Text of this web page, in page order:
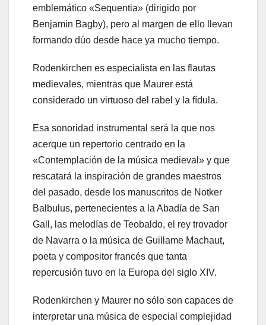
emblemático «Sequentia» (dirigido por
Benjamin Bagby), pero al margen de ello llevan
formando dúo desde hace ya mucho tiempo.
Rodenkirchen es especialista en las flautas
medievales, mientras que Maurer está
considerado un virtuoso del rabel y la fídula.
Esa sonoridad instrumental será la que nos
acerque un repertorio centrado en la
«Contemplación de la música medieval» y que
rescatará la inspiración de grandes maestros
del pasado, desde los manuscritos de Notker
Balbulus, pertenecientes a la Abadía de San
Gall, las melodías de Teobaldo, el rey trovador
de Navarra o la música de Guillame Machaut,
poeta y compositor francés que tanta
repercusión tuvo en la Europa del siglo XIV.
Rodenkirchen y Maurer no sólo son capaces de
interpretar una música de especial complejidad